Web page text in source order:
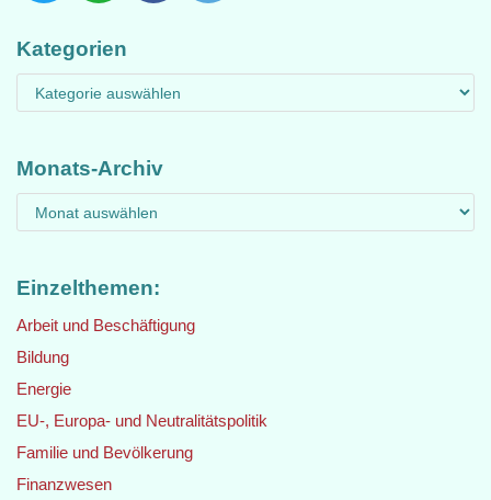
Kategorien
Monats-Archiv
Einzelthemen:
Arbeit und Beschäftigung
Bildung
Energie
EU-, Europa- und Neutralitätspolitik
Familie und Bevölkerung
Finanzwesen